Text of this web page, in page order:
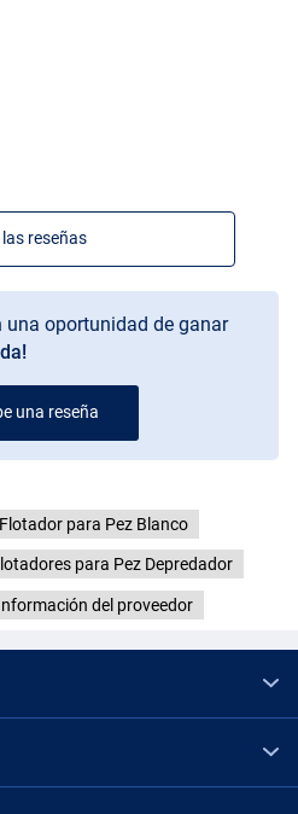
reseñas
una oportunidad de ganar
una reseña
Flotador para Pez Blanco
para Pez Depredador
del proveedor